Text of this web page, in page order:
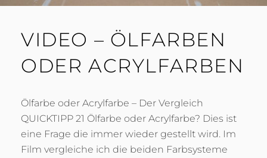
VIDEO – ÖLFARBEN
ODER ACRYLFARBEN
Ölfarbe oder Acrylfarbe – Der Vergleich
QUICKTIPP 21 Ölfarbe oder Acrylfarbe? Dies ist
eine Frage die immer wieder gestellt wird. Im
Film vergleiche ich die beiden Farbsysteme